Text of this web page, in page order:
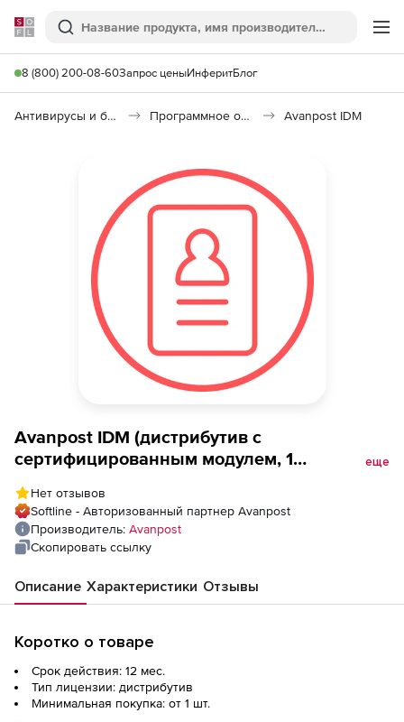
Softline
Поиск
8 (800) 200-08-60Запрос ценыИнферитБлог
Антивирусы и безопасность Программное обеспечение для контроля доступа Avanpost IDM
Avanpost IDM (дистрибутив с
сертифицированным модулем, 1
еще
Нет отзывов
Softline - Авторизованный партнер Avanpost
Производитель: Avanpost
Скопировать ссылку
Описание Характеристики Отзывы
Коротко о товаре
Срок действия: 12 мес.
Тип лицензии: дистрибутив
Минимальная покупка: от 1 шт.